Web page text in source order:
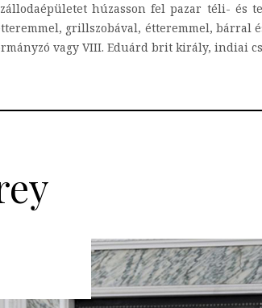
húzasson fel pazar téli- és
grillszobával, étteremmel, bárral
vagy VIII. Eduárd brit király, indiai